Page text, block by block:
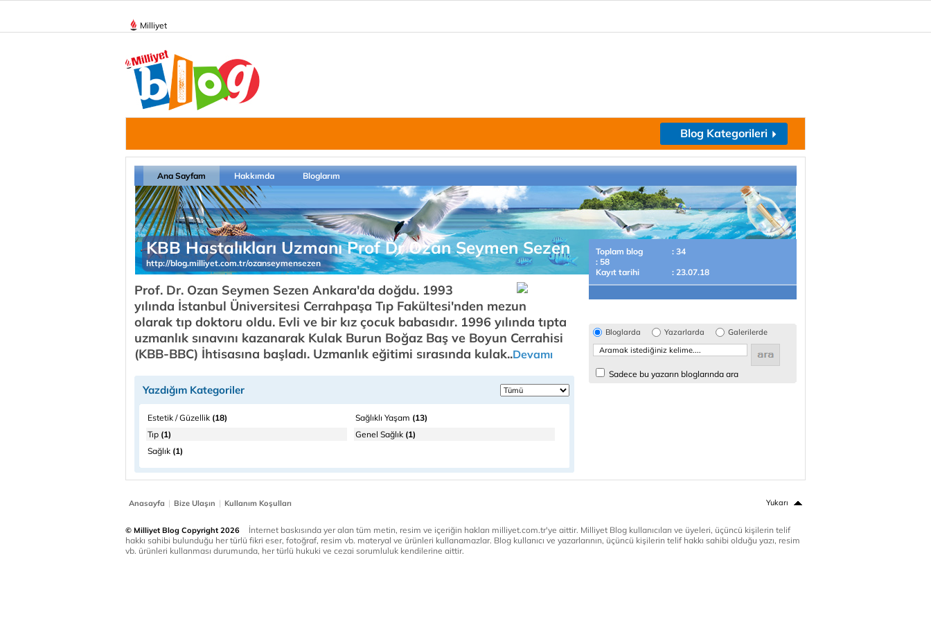
Milliyet
Blog Kategorileri
Ana Sayfam Hakkımda Bloglarım
KBB Hastalıkları Uzmanı Prof Dr Ozan Seymen Sezen
http://blog.milliyet.com.tr/ozanseymensezen
Prof. Dr. Ozan Seymen Sezen Ankara'da doğdu. 1993
yılında İstanbul Üniversitesi Cerrahpaşa Tıp Fakültesi'nden mezun
olarak tıp doktoru oldu. Evli ve bir kız çocuk babasıdır. 1996 yılında tıpta
uzmanlık sınavını kazanarak Kulak Burun Boğaz Baş ve Boyun Cerrahisi
(KBB-BBC) İhtisasına başladı. Uzmanlık eğitimi sırasında kulak..Devamı
Yazdığım Kategoriler
Estetik / Güzellik (18) Sağlıklı Yaşam (13)
Tıp (1) Genel Sağlık (1)
Sağlık (1)
Toplam blog
: 34
: 58
Kayıt tarihi
: 23.07.18
Bloglarda Yazarlarda Galerilerde
Sadece bu yazarın bloglarında ara
Anasayfa | Bize Ulaşın | Kullanım Koşulları Yukarı
© Milliyet Blog Copyright 2026
İnternet baskısında yer alan tüm metin, resim ve içeriğin hakları milliyet.com.tr'ye aittir. Milliyet Blog kullanıcıları ve üyeleri, üçüncü kişilerin telif
hakkı sahibi bulunduğu her türlü fikri eser, fotoğraf, resim vb. materyal ve ürünleri kullanamazlar. Blog kullanıcı ve yazarlarının, üçüncü kişilerin telif hakkı sahibi olduğu yazı, resim
vb. ürünleri kullanması durumunda, her türlü hukuki ve cezai sorumluluk kendilerine aittir.